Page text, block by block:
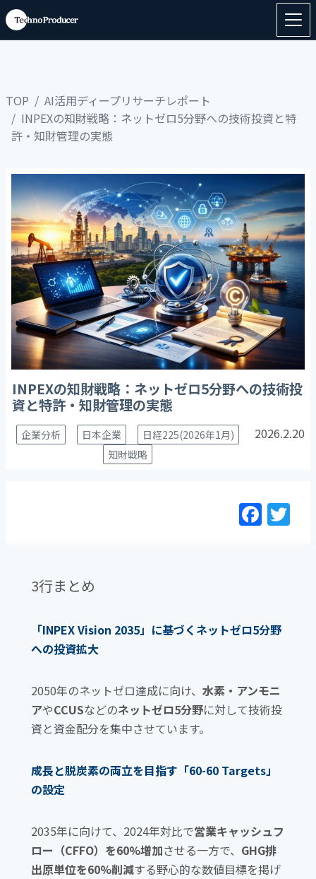
TOP
AI活用ディープリサーチレポート
INPEXの知財戦略：ネットゼロ5分野への技術投資と特
許・知財管理の実態
INPEXの知財戦略：ネットゼロ5分野への技術投
資と特許・知財管理の実態
企業分析 日本企業
日経225(2026年1月)
知財戦略
2026.2.20
F
a
o
o
3行まとめ
「INPEX Vision 2035」に基づくネットゼロ5分野
への投資拡大
2050年のネットゼロ達成に向け、水素・アンモニ
アやCCUSなどのネットゼロ5分野に対して技術投
資と資金配分を集中させています。
成長と脱炭素の両立を目指す「60-60 Targets」
の設定
2035年に向けて、2024年対比で営業キャッシュフ
ロー（CFFO）を60%増加させる一方で、 GHG排
出原単位を60%削減する野心的な数値目標を掲げ